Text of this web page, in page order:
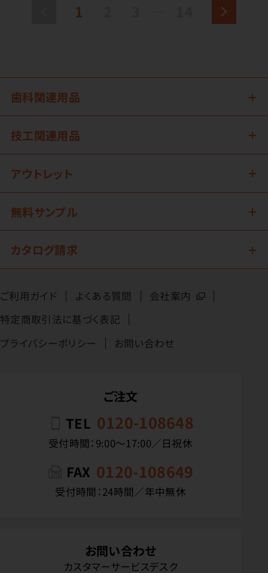
1
歯科関連用品
技工関連用品
アウトレット
無料サンプル
カタログ請求
ご利用ガイド よくある質問
会社案内
特定商取引法に基づく表記
プライバシーポリシー
お問い合わせ
ご注文
TEL 0120-108648
受付時間：9:00〜17:00／日祝休
FAX 0120-108649
受付時間：24時間／年中無休
お問い合わせ
カスタマーサービスデスク